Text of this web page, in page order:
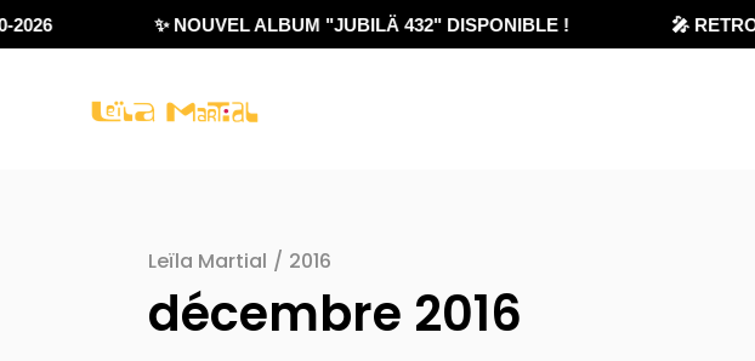
✨ NOUVEL ALBUM "JUBILÄ 432" DISPONIBLE ! 🎤
Leïla Martial / 2016
décembre 2016